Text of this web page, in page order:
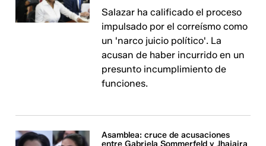
Salazar ha calificado el proceso
impulsado por el correísmo como
un 'narco juicio político'. La
acusan de haber incurrido en un
presunto incumplimiento de
funciones.
Asamblea: cruce de acusaciones